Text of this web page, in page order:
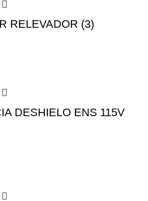
RELEVADOR (3)
DESHIELO ENS 115V